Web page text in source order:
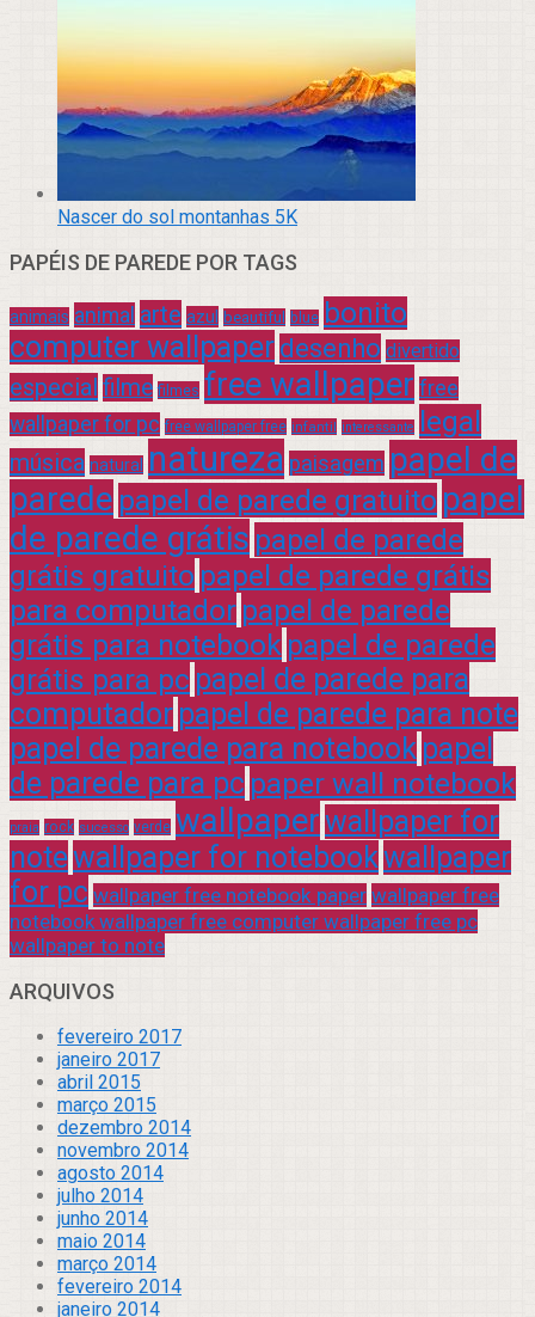
Nascer do sol montanhas 5K
PAPÉIS DE PAREDE POR TAGS
animais animal arte azul beautiful blue bonito
computer wallpaper desenho divertido
especial filme filmes free wallpaper free
wallpaper for pc free wallpaper free infantil interessante legal
música natural natureza paisagem papel de
parede papel de parede gratuito papel
de parede grátis papel de parede
grátis gratuito papel de parede grátis
para computador papel de parede
grátis para notebook papel de parede
grátis para pc papel de parede para
computador papel de parede para note
papel de parede para notebook papel
de parede para pc paper wall notebook
praia rock sucesso verde wallpaperwallpaper for
notewallpaper for notebookwallpaper
for pc wallpaper free notebook paper wallpaper free
notebook wallpaper free computer wallpaper free pc
wallpaper to note
ARQUIVOS
fevereiro 2017
janeiro 2017
abril 2015
março 2015
dezembro 2014
novembro 2014
agosto 2014
julho 2014
junho 2014
maio 2014
março 2014
fevereiro 2014
janeiro 2014